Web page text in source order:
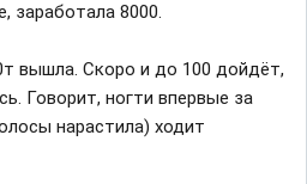
заработала 8000.
вышла. Скоро и до 100 дойдёт,
Говорит, ногти впервые за
нарастила) ходит